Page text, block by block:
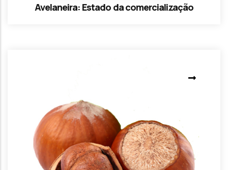
Avelaneira: Estado da comercialização